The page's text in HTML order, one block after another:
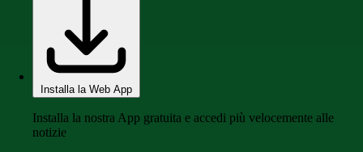
Installa la Web App
Installa la nostra App gratuita e accedi più velocemente alle
notizie